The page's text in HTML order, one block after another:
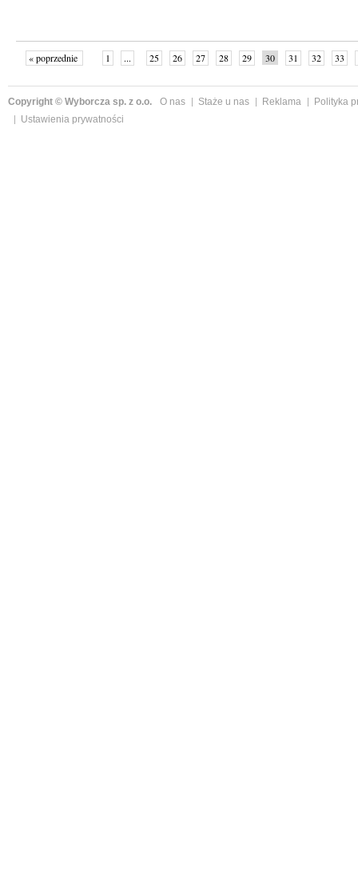
« poprzednie 1 ... 25 26 27 28 29 30 31 32 33
Copyright © Wyborcza sp. z o.o. O nas Staże u nas Reklama
Polityka
Ustawienia prywatności